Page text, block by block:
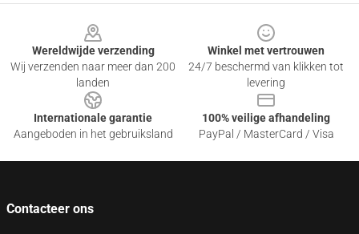
Wereldwijde verzending
Wij verzenden naar meer dan 200
landen
Winkel met vertrouwen
24/7 beschermd van klikken tot
levering
Internationale garantie
Aangeboden in het gebruiksland
100% veilige afhandeling
PayPal / MasterCard / Visa
Contacteer ons